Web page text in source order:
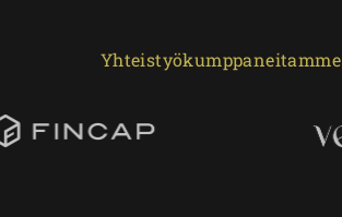
Yhteistyökumppaneitamme